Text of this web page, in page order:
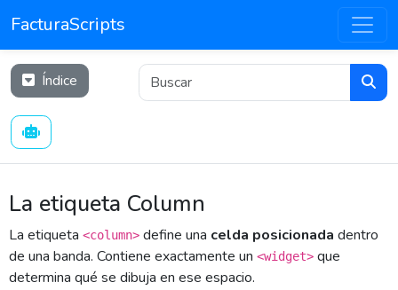
FacturaScripts
Índice
La etiqueta Column
La etiqueta <column> define una celda posicionada dentro
de una banda. Contiene exactamente un <widget> que
determina qué se dibuja en ese espacio.